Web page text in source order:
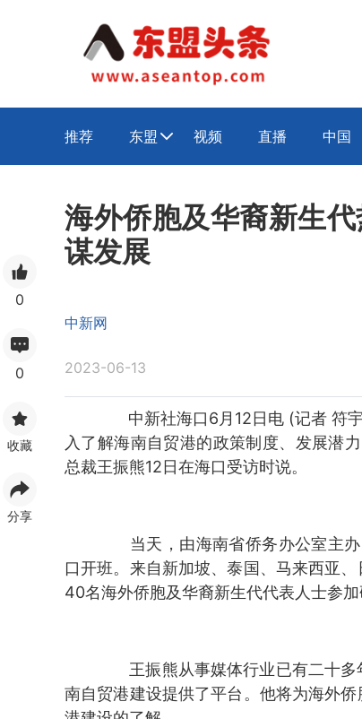
推荐 东盟  视频 直播 中国
0
0
收藏
分享
海外侨胞及华裔新生
谋发展
中新网
2023-06-13
中新社海口6月12日电 (记者 符宇
入了解海南自贸港的政策制度、发展潜
总裁王振熊12日在海口受访时说。
当天，由海南省侨务办公室主办
口开班。来自新加坡、泰国、马来西亚
40名海外侨胞及华裔新生代代表人士参加
王振熊从事媒体行业已有二十多
南自贸港建设提供了平台。他将为海外